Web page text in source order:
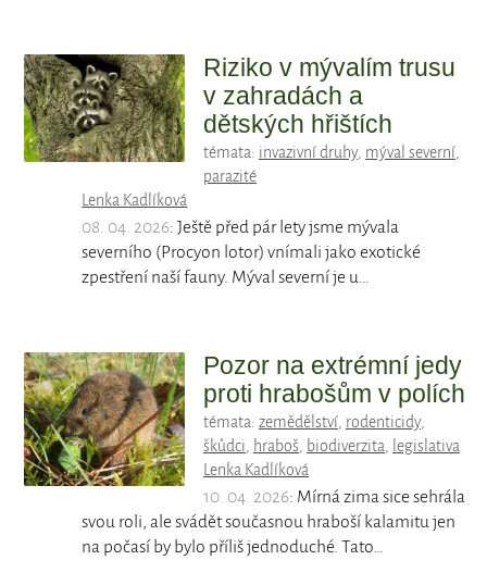
Riziko v mývalím trusu
v zahradách a
dětských hřištích
témata: invazivní druhy, mýval severní,
parazité
Lenka Kadlíková
08. 04. 2026: Ještě před pár lety jsme mývala
severního (Procyon lotor) vnímali jako exotické
zpestření naší fauny. Mýval severní je u…
Pozor na extrémní jedy
proti hrabošům v polích
témata: zemědělství, rodenticidy,
škůdci, hraboš, biodiverzita, legislativa
Lenka Kadlíková
10. 04. 2026: Mírná zima sice sehrála
svou roli, ale svádět současnou hraboší kalamitu jen
na počasí by bylo příliš jednoduché. Tato…